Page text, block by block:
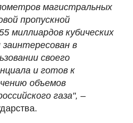
магистральных
пропускной
миллиардов кубических
в
своего
и готов к
объемов
газа", –